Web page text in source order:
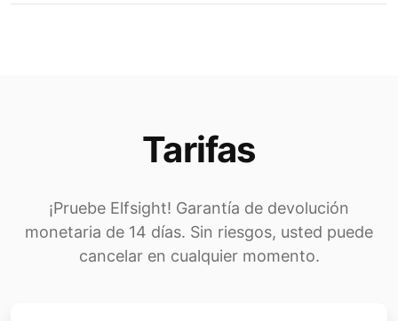
Tarifas
¡Pruebe Elfsight! Garantía de devolución
monetaria de 14 días. Sin riesgos, usted puede
cancelar en cualquier momento.